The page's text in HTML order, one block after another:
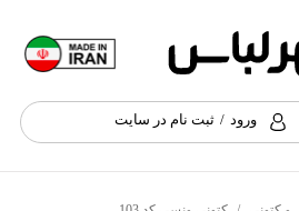
ورود / ثبت نام در سایت